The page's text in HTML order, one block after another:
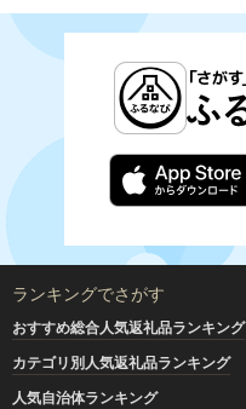
ランキングでさがす
おすすめ総合人気返礼品ランキング
カテゴリ別人気返礼品ランキング
人気自治体ランキング